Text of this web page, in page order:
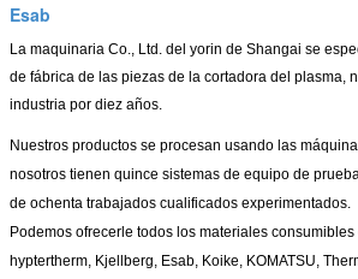
Esab
La maquinaria Co., Ltd. del yorin de Shangai se
de fábrica de las piezas de la cortadora del plasma,
industria por diez años.
Nuestros productos se procesan usando las
nosotros tienen quince sistemas de equipo de
de ochenta trabajados cualificados experimentados.
Podemos ofrecerle todos los materiales
hyptertherm, Kjellberg, Esab, Koike, KOMATSU,